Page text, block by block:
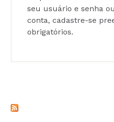
seu usuário e senha
conta, cadastre-se
obrigatórios.